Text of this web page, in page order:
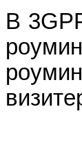
В 3